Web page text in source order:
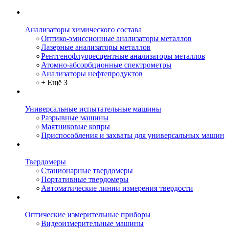
Анализаторы химического состава
Оптико-эмиссионные анализаторы металлов
Лазерные анализаторы металлов
Рентгенофлуоресцентные анализаторы металлов
Атомно-абсорбционные спектрометры
Анализаторы нефтепродуктов
+ Ещё 3
Универсальные испытательные машины
Разрывные машины
Маятниковые копры
Приспособления и захваты для универсальных машин
Твердомеры
Стационарные твердомеры
Портативные твердомеры
Автоматические линии измерения твердости
Оптические измерительные приборы
Видеоизмерительные машины